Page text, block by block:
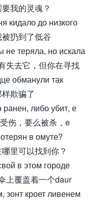
我的灵魂？
кидало до низкого
扔到了低谷
не теряла, но искала
失去它，但你在寻找
обманули так
欺骗了
либо убит, е
伤，要么被杀，e
в омуте?
里可以找到你？
в этом городе
上覆盖着一个daur
кроет ливенем